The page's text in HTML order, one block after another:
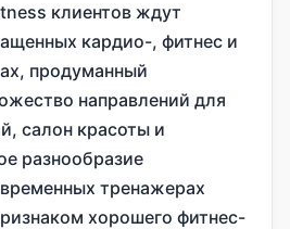
клиентов ждут
кардио-, фитнес и
продуманный
направлений для
салон красоты и
разнообразие
тренажерах
хорошего фитнес-